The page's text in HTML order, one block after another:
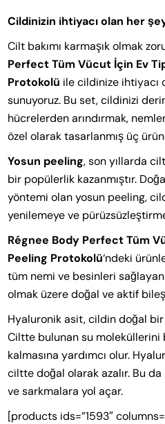
Cildinizin ihtiyacı olan her
Cilt bakımı karmaşık olmak
Perfect Tüm Vücut İçin Ev
Protokolü ile cildinize
sunuyoruz. Bu set, cildinizi
hücrelerden arındırmak,
özel olarak tasarlanmış üç
Yosun peeling, son yıllarda
bir popülerlik kazanmıştır.
yöntemi olan yosun peeling,
yenilemeye ve
Régnee Body Perfect Tüm
Peeling Protokolü‘ndeki
tüm nemi ve besinleri sağlayan
olmak üzere doğal ve aktif
Hyaluronik asit, cildin doğal
Ciltte bulunan su
kalmasına yardımcı olur.
ciltte doğal olarak azalır. Bu da
ve sarkmalara yol açar.
[products ids=”1593″